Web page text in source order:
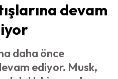
devam
daha önce
ediyor. Musk,